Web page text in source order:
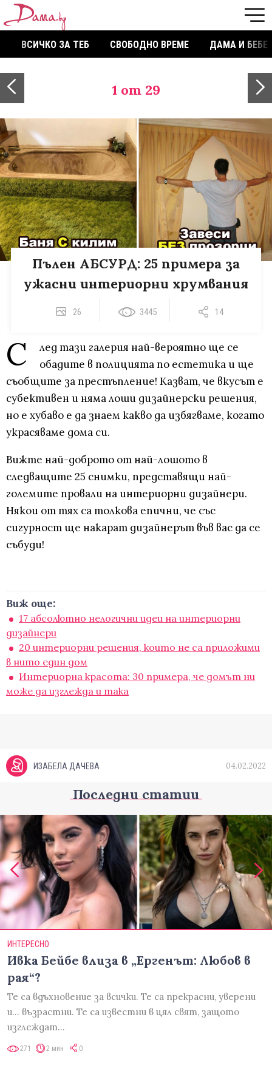
ВСИЧКО ЗА ТЕБ СВОБОДНО ВРЕМЕ ДАМА И БЕБЕ
1 от 29
Пълен АБСУРД: 25 примера за
ужасни интериорни хрумвания
26 3445 14
С
лед тази галерия най-вероятно ще се
обадите в полицията по естетика и ще
съобщите за престъпление! Казват, че вкусът е
субективен и няма лоши дизайнерски решения,
но е хубаво е да знаем какво да избягваме, когато
украсяваме дома си.
Вижте най-доброто от най-лошото в
следващите 25 снимки, представящи най-
големите провали на интериорни дизайнери.
Някои от тях са толкова епични, че със
сигурност ще накарат дизайнерът във вас да се
събуди!
Виж още:
17 абсолютно нелогични идеи на интериорни
дизайнери
20 интериорни решения, които не са приложими
в нито един дом
Интериорна красота: 30 примера, че домът ни
може да изглежда и така
ИЗАБЕЛА ДАЧЕВА 04.02.2022
Последни статии
ИНТЕРЕСНО
Ивка Бейбе влиза в „Ергенът: Любов в
рая“?
Те са вдъхновение за всички. Те са прекрасни, уверени
и... възрастни. Те са известни в цял свят, защото
изглеждат…
271 2 мин 0